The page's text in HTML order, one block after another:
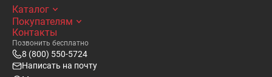
Каталог
Покупателям
Контакты
Позвонить бесплатно
8 (800) 550-5724
Написать на почту